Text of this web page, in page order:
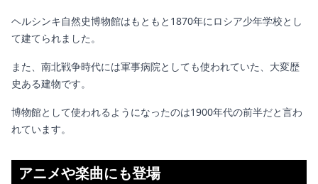
ヘルシンキ自然史博物館はもともと1870年にロシア少年学校とし
て建てられました。
また、南北戦争時代には軍事病院としても使われていた、大変歴
史ある建物です。
博物館として使われるようになったのは1900年代の前半だと言わ
れています。
アニメや楽曲にも登場